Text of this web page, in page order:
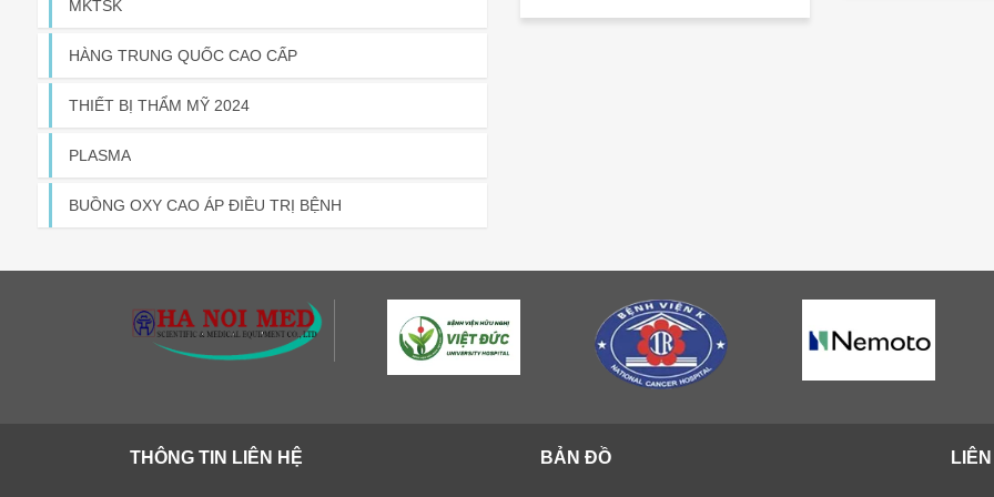
MKTSK
HÀNG TRUNG QUỐC CAO CẤP
THIẾT BỊ THẨM MỸ 2024
PLASMA
BUỒNG OXY CAO ÁP ĐIỀU TRỊ BỆNH
THÔNG TIN LIÊN HỆ BẢN ĐỒ